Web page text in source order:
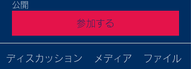
公開
参加する
ディスカッション メディア ファイル